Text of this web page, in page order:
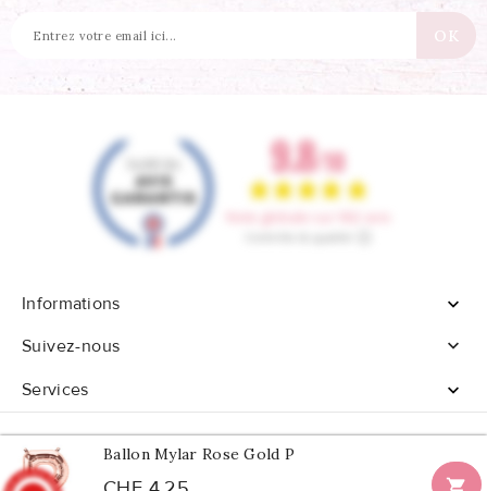
Ballon Mylar Rose Gold P

Informations

Suivez-nous

Services
